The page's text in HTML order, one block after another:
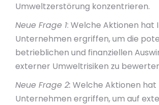
Umweltzerstörung konzentrieren.
Neue Frage 1: Welche Aktionen hat
Unternehmen ergriffen, um die
betrieblichen und finanziellen
externer Umweltrisiken zu
Neue Frage 2: Welche Aktionen hat
Unternehmen ergriffen, um auf